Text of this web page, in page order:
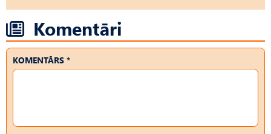
Komentāri
KOMENTĀRS *